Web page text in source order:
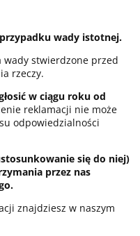
wady istotnej.
wady stwierdzone przed
rzeczy.
w ciągu roku od
reklamacji nie może
odpowiedzialności
się do niej)
przez nas
znajdziesz w naszym